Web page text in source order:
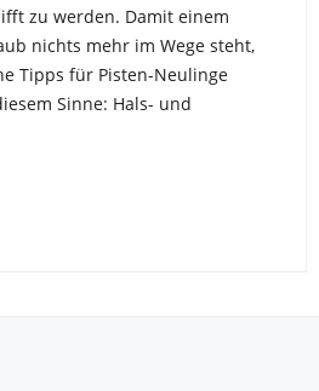
zu werden. Damit einem
nichts mehr im Wege steht,
Tipps für Pisten-Neulinge
Sinne: Hals- und